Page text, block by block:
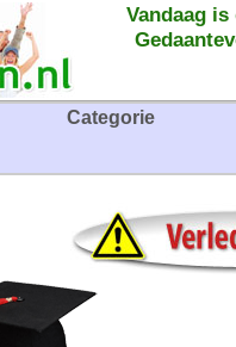
Vandaag
Categorie